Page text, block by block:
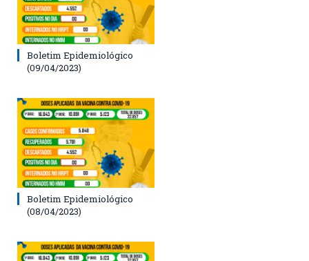
Boletim Epidemiológico
(09/04/2023)
Boletim Epidemiológico
(08/04/2023)